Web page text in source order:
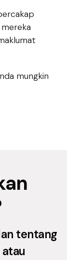
mungkin
tentang